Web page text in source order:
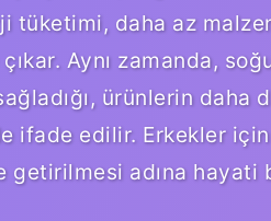
tüketimi, daha az
Aynı zamanda,
ürünlerin daha
ifade edilir. Erkekler
getirilmesi adına hayati